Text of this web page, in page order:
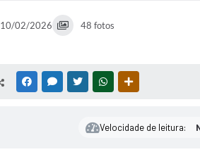
10/02/2026 48 fotos
FACEBOOKMESSENGER
TWITTERWHATSAPP
Velocidade de leitura: